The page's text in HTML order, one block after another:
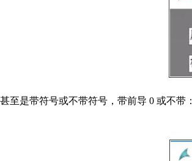
甚至是带符号或不带符号，带前导 0 或不带：